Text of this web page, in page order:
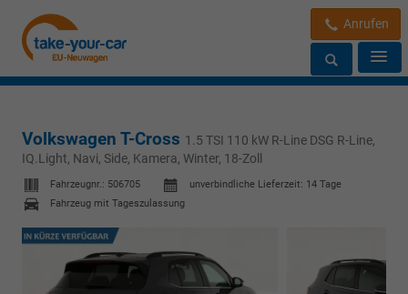
Anrufen
Volkswagen T-Cross 1.5 TSI 110 kW R-Line DSG R-Line,
IQ.Light, Navi, Side, Kamera, Winter, 18-Zoll
Fahrzeugnr.: 506705 unverbindliche Lieferzeit: 14 Tage
Fahrzeug mit Tageszulassung